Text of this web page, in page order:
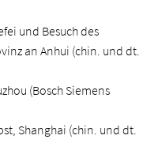
und Besuch des
an Anhui (chin. und dt.
(Bosch Siemens
Shanghai (chin. und dt.